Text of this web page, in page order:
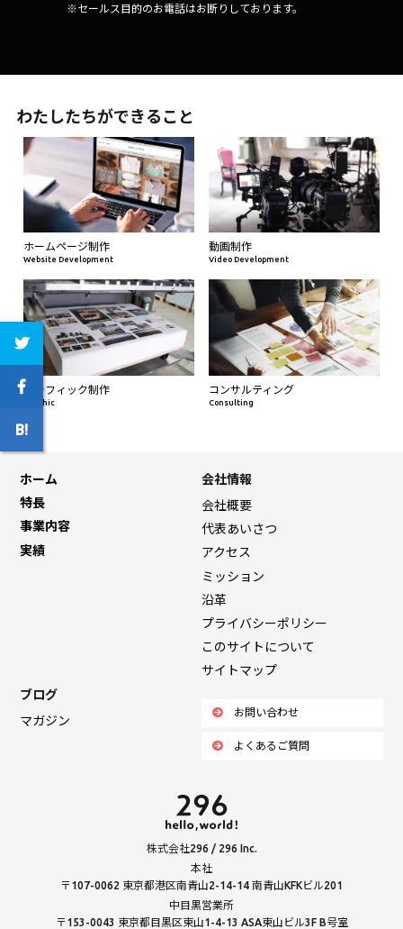
※セールス目的のお電話はお断りしております。
わたしたちができること
ホームページ制作
Website Development
動画制作
Video Development
グラフィック制作
Graphic
コンサルティング
Consulting
ホーム
特長
事業内容
実績
会社情報
会社概要
代表あいさつ
アクセス
ミッション
沿革
プライバシーポリシー
このサイトについて
サイトマップ
ブログ
マガジン
お問い合わせ
よくあるご質問
株式会社296 / 296 Inc.
本社
〒107-0062 東京都港区南青山2-14-14 南青山KFKビル201
中目黒営業所
〒153-0043 東京都目黒区東山1-4-13 ASA東山ビル3F B号室